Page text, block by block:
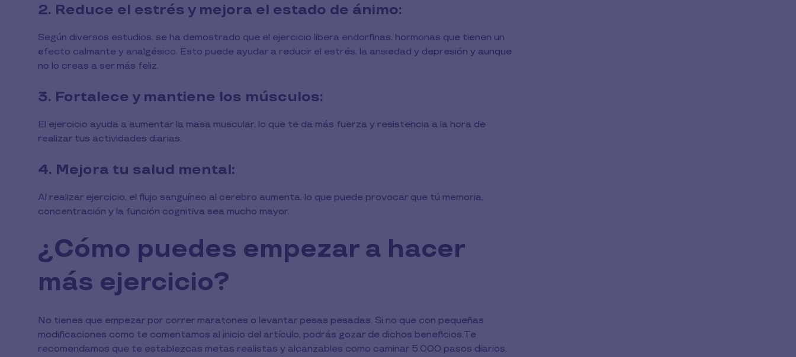
2. Reduce el estrés y mejora el estado de ánimo:
Según diversos estudios, se ha demostrado que el ejercicio libera endorfinas, hormonas que tienen un
efecto calmante y analgésico. Esto puede ayudar a reducir el estrés, la ansiedad y depresión y aunque
no lo creas a ser más feliz.
3. Fortalece y mantiene los músculos:
El ejercicio ayuda a aumentar la masa muscular, lo que te da más fuerza y resistencia a la hora de
realizar tus actividades diarias.
4. Mejora tu salud mental:
Al realizar ejercicio, el flujo sanguíneo al cerebro aumenta, lo que puede provocar que tú memoria,
concentración y la función cognitiva sea mucho mayor.
¿Cómo puedes empezar a hacer
más ejercicio?
No tienes que empezar por correr maratones o levantar pesas pesadas. Si no que con pequeñas
modificaciones como te comentamos al inicio del artículo, podrás gozar de dichos beneficios.Te
recomendamos que te establezcas metas realistas y alcanzables como caminar 5.000 pasos diarios,